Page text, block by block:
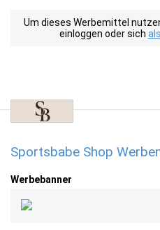
Um dieses Werbemittel
einloggen oder sich
Sportsbabe Shop
Werbebanner